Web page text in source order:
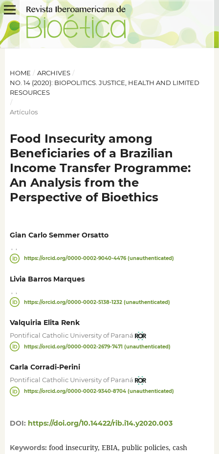
HOME / ARCHIVES /
NO. 14 (2020): BIOPOLITICS. JUSTICE, HEALTH AND LIMITED
RESOURCES
/
Artículos
Food Insecurity among
Beneficiaries of a Brazilian
Income Transfer Programme:
An Analysis from the
Perspective of Bioethics
Gian Carlo Semmer Orsatto
https://orcid.org/0000-0002-9040-4476 (unauthenticated)
Livia Barros Marques
https://orcid.org/0000-0002-5138-1232 (unauthenticated)
Valquiria Elita Renk
Pontifical Catholic University of Paraná
https://orcid.org/0000-0002-2679-7471 (unauthenticated)
Carla Corradi-Perini
Pontifical Catholic University of Paraná
https://orcid.org/0000-0002-9340-8704 (unauthenticated)
DOI: https://doi.org/10.14422/rib.i14.y2020.003
Keywords: food insecurity, EBIA, public policies, cash